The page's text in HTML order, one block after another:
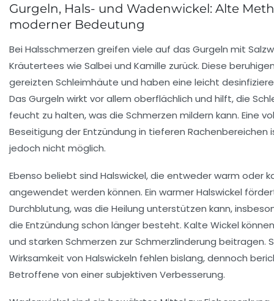
Gurgeln, Hals- und Wadenwickel: Alte
moderner Bedeutung
Bei Halsschmerzen greifen viele auf das Gurgeln mit
Kräutertees wie Salbei und Kamille zurück. Diese
gereizten Schleimhäute und haben eine leicht
Das Gurgeln wirkt vor allem oberflächlich und hilft, die
feucht zu halten, was die Schmerzen mildern kann. Eine
Beseitigung der Entzündung in tieferen Rachenbereichen
jedoch nicht möglich.
Ebenso beliebt sind Halswickel, die entweder warm oder
angewendet werden können. Ein warmer Halswickel
Durchblutung, was die Heilung unterstützen kann,
die Entzündung schon länger besteht. Kalte Wickel
und starken Schmerzen zur Schmerzlinderung beitragen.
Wirksamkeit von Halswickeln fehlen bislang, dennoch
Betroffene von einer subjektiven Verbesserung.